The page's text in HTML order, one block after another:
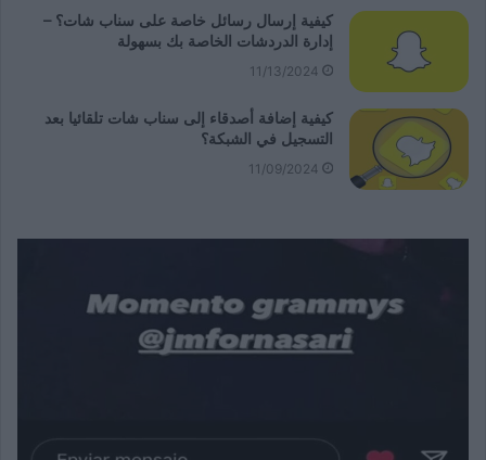
كيفية إرسال رسائل خاصة على سناب شات؟ –
إدارة الدردشات الخاصة بك بسهولة
11/13/2024
كيفية إضافة أصدقاء إلى سناب شات تلقائيا بعد
التسجيل في الشبكة؟
11/09/2024